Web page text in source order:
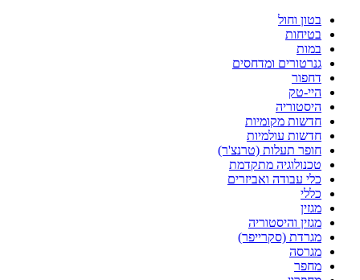
בטון וחול
בטיחות
במות
גנרטורים ומדחסים
דחפור
היי-טק
היסטוריה
חדשות מקומיות
חדשות עולמיות
חופר תעלות (טרנצ'ר)
טכנולוגיה מתקדמת
כלי עבודה ואביזרים
כללי
מגזין
מגזין והיסטוריה
מגרדת (סקרייפר)
מגרסה
מחפר